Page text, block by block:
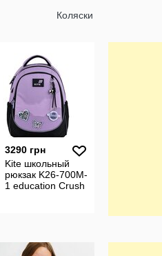
Коляски
3290 грн
Kite школьный
рюкзак K26-700M-
1 education Crush